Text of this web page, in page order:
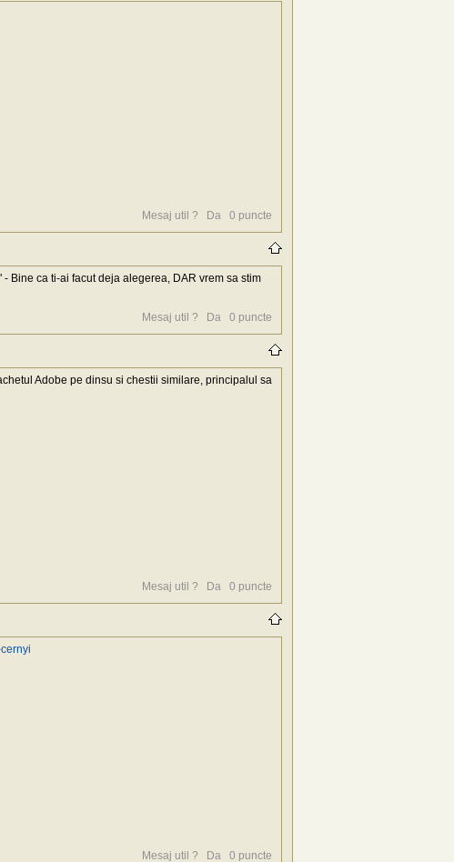
Mesaj util ? Da 0 puncte
Bine ca ti-ai facut deja alegerea, DAR vrem sa stim
Mesaj util ?
Da 0 puncte
Adobe pe dinsu si chestii similare, principalul sa
Mesaj util ? Da 0 puncte
Mesaj util ? Da 0 puncte